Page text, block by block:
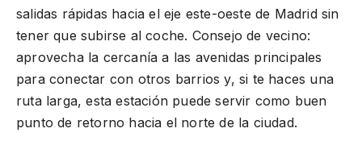
salidas rápidas hacia el eje este-oeste de Madrid sin
tener que subirse al coche. Consejo de vecino:
aprovecha la cercanía a las avenidas principales
para conectar con otros barrios y, si te haces una
ruta larga, esta estación puede servir como buen
punto de retorno hacia el norte de la ciudad.